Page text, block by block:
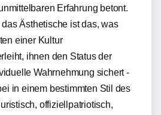
Erfahrung betont.
Ästhetische ist das, was
einer Kultur
ihnen den Status der
Wahrnehmung sichert -
in einem bestimmten Stil des
offiziellpatriotisch,